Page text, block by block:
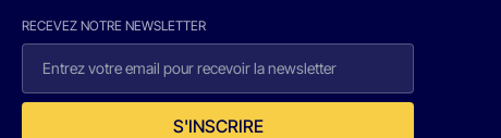
RECEVEZ NOTRE NEWSLETTER
S'INSCRIRE